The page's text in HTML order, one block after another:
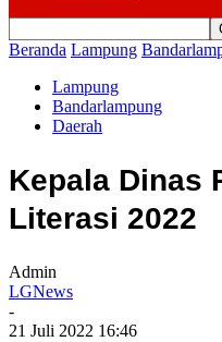
Beranda Lampung
Lampung
Bandarlampung
Daerah
Kepala Dinas
Literasi 2022
Admin
LGNews
-
21 Juli 2022 16:46